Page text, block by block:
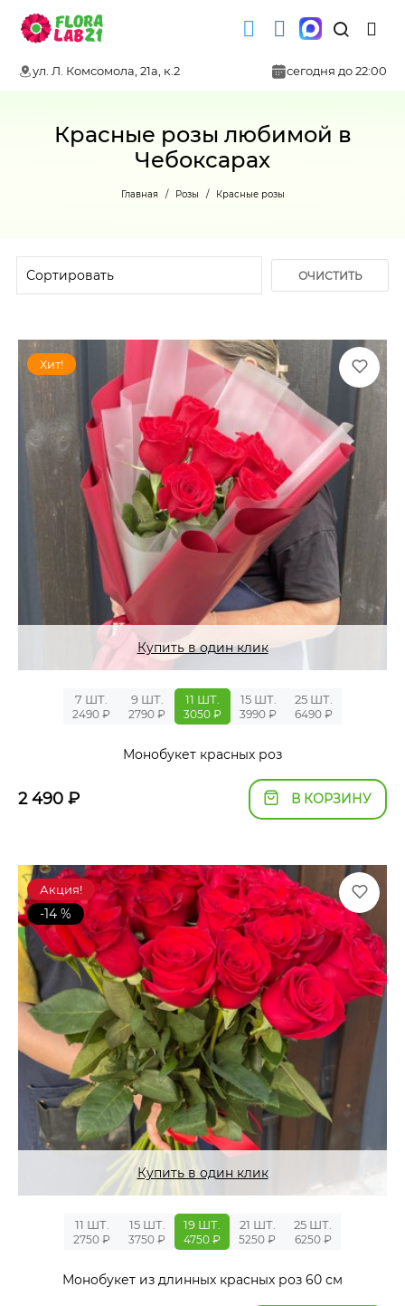
ул. Л. Комсомола, 21а, к.2 сегодня до 22:00
Красные розы любимой в
Чебоксарах
Главная Розы Красные розы
ОЧИСТИТЬ
Хит!
Купить в один клик
7 ШТ.
2490 ₽
9 ШТ.
2790 ₽
11 ШТ.
3050 ₽
15 ШТ.
3990 ₽
25 ШТ.
6490 ₽
Монобукет красных роз
2 490 ₽ В КОРЗИНУ
Акция!
-14 %
Купить в один клик
11 ШТ.
2750 ₽
15 ШТ.
3750 ₽
19 ШТ.
4750 ₽
21 ШТ.
5250 ₽
25 ШТ.
6250 ₽
Монобукет из длинных красных роз 60 см